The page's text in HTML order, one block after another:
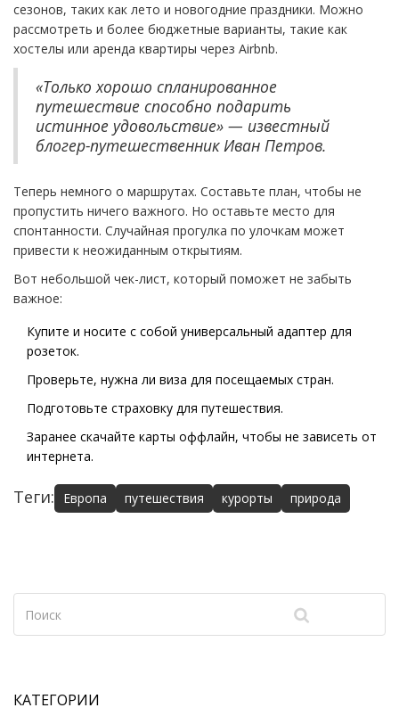
сезонов, таких как лето и новогодние праздники. Можно
рассмотреть и более бюджетные варианты, такие как
хостелы или аренда квартиры через Airbnb.
«Только хорошо спланированное
путешествие способно подарить
истинное удовольствие» — известный
блогер-путешественник Иван Петров.
Теперь немного о маршрутах. Составьте план, чтобы не
пропустить ничего важного. Но оставьте место для
спонтанности. Случайная прогулка по улочкам может
привести к неожиданным открытиям.
Вот небольшой чек-лист, который поможет не забыть
важное:
Купите и носите с собой универсальный адаптер для
розеток.
Проверьте, нужна ли виза для посещаемых стран.
Подготовьте страховку для путешествия.
Заранее скачайте карты оффлайн, чтобы не зависеть от
интернета.
Теги: Европа путешествия курорты природа
КАТЕГОРИИ